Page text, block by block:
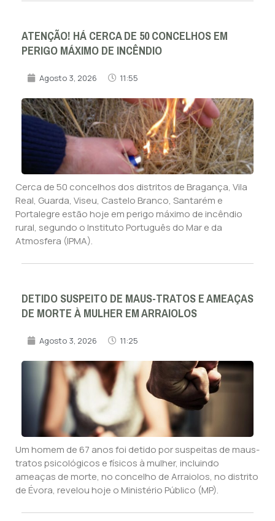
ATENÇÃO! HÁ CERCA DE 50 CONCELHOS EM
PERIGO MÁXIMO DE INCÊNDIO
Agosto 3, 2026 11:55
Cerca de 50 concelhos dos distritos de Bragança, Vila
Real, Guarda, Viseu, Castelo Branco, Santarém e
Portalegre estão hoje em perigo máximo de incêndio
rural, segundo o Instituto Português do Mar e da
Atmosfera (IPMA).
DETIDO SUSPEITO DE MAUS-TRATOS E AMEAÇAS
DE MORTE À MULHER EM ARRAIOLOS
Agosto 3, 2026 11:25
Um homem de 67 anos foi detido por suspeitas de maus-
tratos psicológicos e físicos à mulher, incluindo
ameaças de morte, no concelho de Arraiolos, no distrito
de Évora, revelou hoje o Ministério Público (MP).